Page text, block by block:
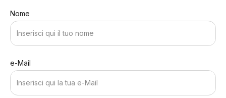
Nome
e-Mail